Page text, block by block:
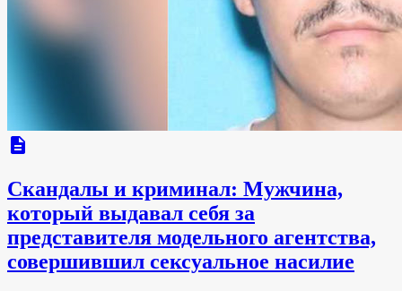
description
Скандалы и криминал: Мужчина,
который выдавал себя за
представителя модельного агентства,
совершившил сексуальное насилие